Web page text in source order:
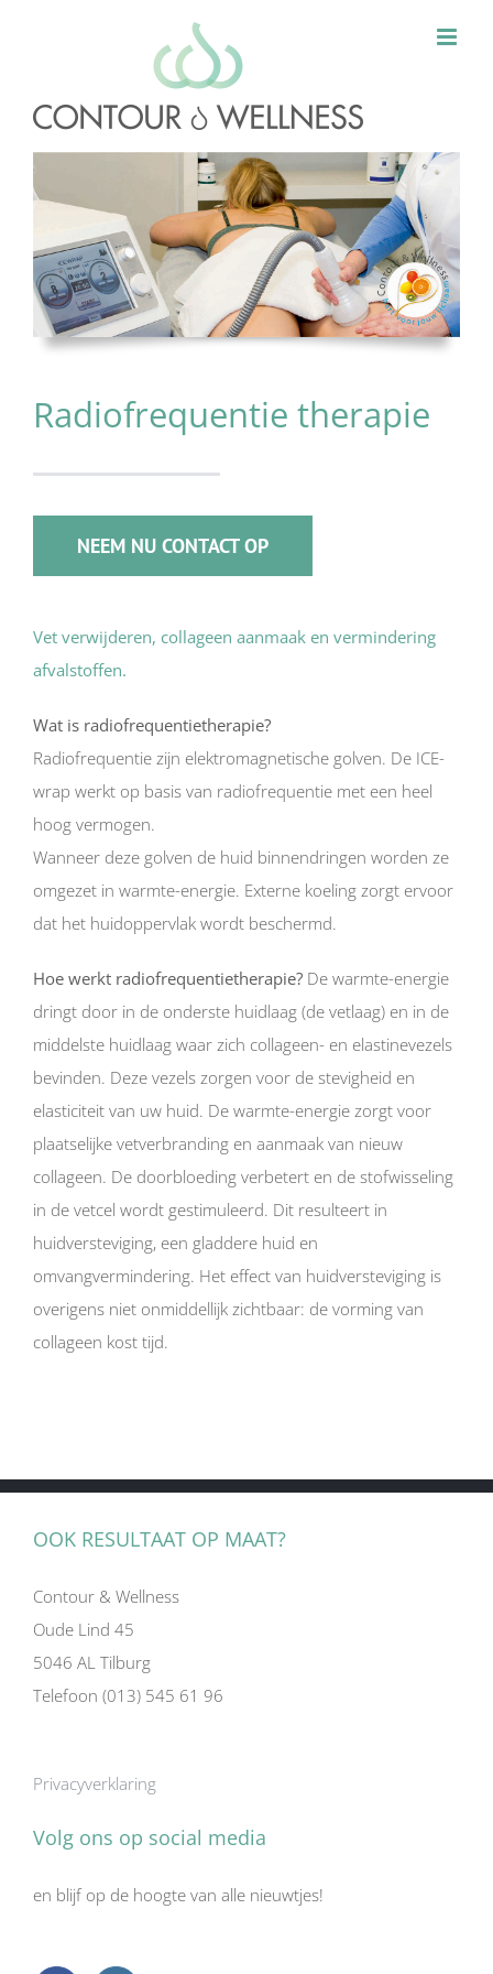
Radiofrequentie therapie
NEEM NU CONTACT OP
Vet verwijderen, collageen aanmaak en vermindering
afvalstoffen.
Wat is radiofrequentietherapie?
Radiofrequentie zijn elektromagnetische golven. De ICE-
wrap werkt op basis van radiofrequentie met een heel
hoog vermogen.
Wanneer deze golven de huid binnendringen worden ze
omgezet in warmte-energie. Externe koeling zorgt ervoor
dat het huidoppervlak wordt beschermd.
Hoe werkt radiofrequentietherapie? De warmte-energie
dringt door in de onderste huidlaag (de vetlaag) en in de
middelste huidlaag waar zich collageen- en elastinevezels
bevinden. Deze vezels zorgen voor de stevigheid en
elasticiteit van uw huid. De warmte-energie zorgt voor
plaatselijke vetverbranding en aanmaak van nieuw
collageen. De doorbloeding verbetert en de stofwisseling
in de vetcel wordt gestimuleerd. Dit resulteert in
huidversteviging, een gladdere huid en
omvangvermindering. Het effect van huidversteviging is
overigens niet onmiddellijk zichtbaar: de vorming van
collageen kost tijd.
OOK RESULTAAT OP MAAT?
Contour & Wellness
Oude Lind 45
5046 AL Tilburg
Telefoon (013) 545 61 96
Privacyverklaring
Volg ons op social media
en blijf op de hoogte van alle nieuwtjes!